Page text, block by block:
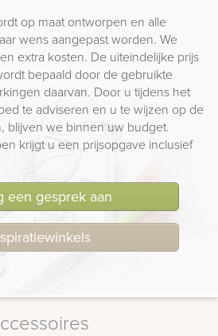
op maat ontworpen en alle
wens aangepast worden. We
extra kosten. De uiteindelijke prijs
bepaald door de gebruikte
daarvan. Door u tijdens het
te adviseren en u te wijzen op de
blijven we binnen uw budget.
krijgt u een prijsopgave inclusief
een gesprek aan